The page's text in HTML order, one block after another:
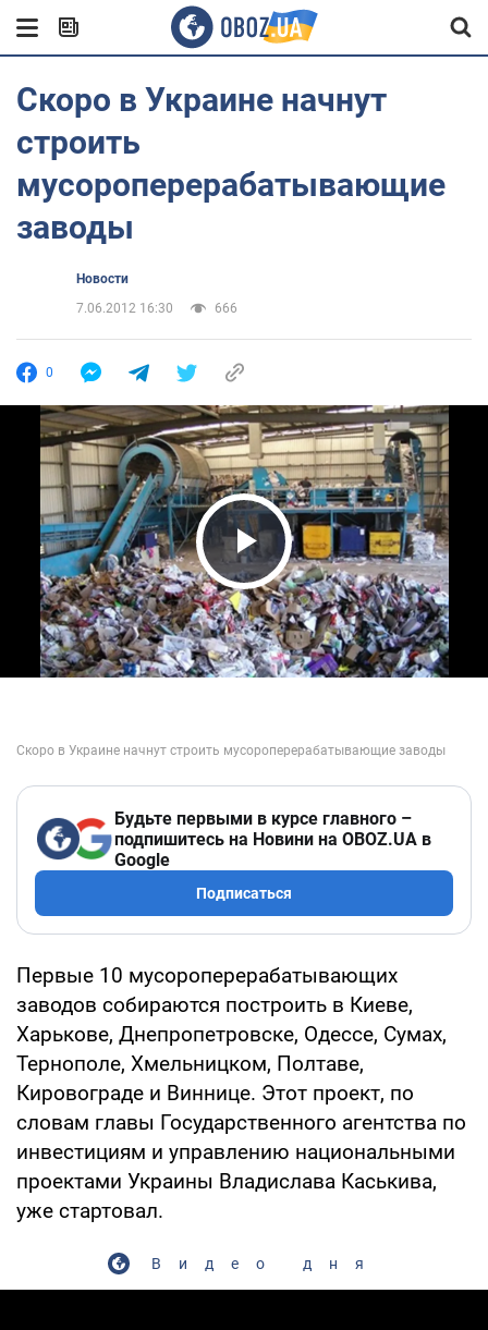
Скоро в Украине начнут
строить
мусороперерабатывающие
заводы
Новости
7.06.2012 16:30
666
0
Play Video
Будьте первыми в курсе главного –
подпишитесь на Новини на OBOZ.UA в
Google
Подписаться
Первые 10 мусороперерабатывающих
заводов собираются построить в Киеве,
Харькове, Днепропетровске, Одессе, Сумах,
Тернополе, Хмельницком, Полтаве,
Кировограде и Виннице. Этот проект, по
словам главы Государственного агентства по
инвестициям и управлению национальными
проектами Украины Владислава Каськива,
уже стартовал.
Видео дня